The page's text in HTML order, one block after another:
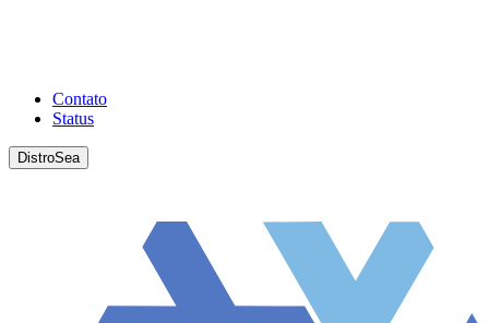
Contato
Status
DistroSea